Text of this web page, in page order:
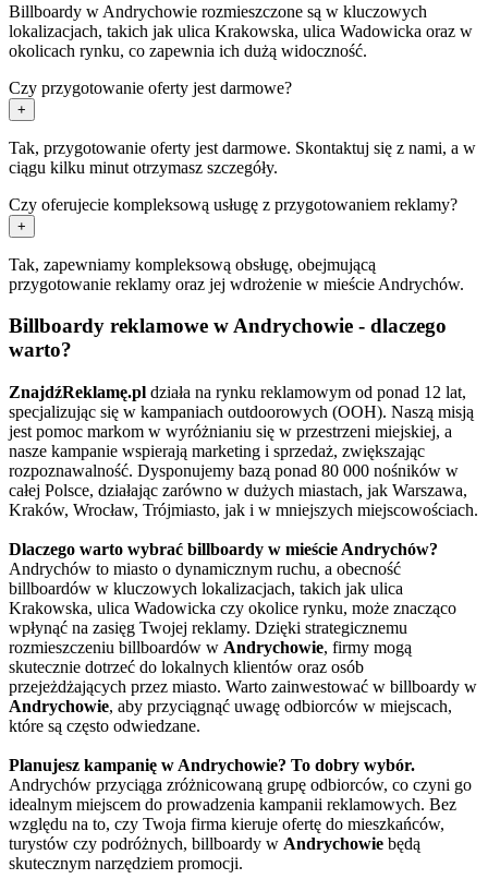
Billboardy w Andrychowie rozmieszczone są w kluczowych
lokalizacjach, takich jak ulica Krakowska, ulica Wadowicka oraz w
okolicach rynku, co zapewnia ich dużą widoczność.
Czy przygotowanie oferty jest darmowe?
+
Tak, przygotowanie oferty jest darmowe. Skontaktuj się z nami, a w
ciągu kilku minut otrzymasz szczegóły.
Czy oferujecie kompleksową usługę z przygotowaniem reklamy?
+
Tak, zapewniamy kompleksową obsługę, obejmującą
przygotowanie reklamy oraz jej wdrożenie w mieście Andrychów.
Billboardy reklamowe w Andrychowie - dlaczego
warto?
ZnajdźReklamę.pl działa na rynku reklamowym od ponad 12 lat,
specjalizując się w kampaniach outdoorowych (OOH). Naszą misją
jest pomoc markom w wyróżnianiu się w przestrzeni miejskiej, a
nasze kampanie wspierają marketing i sprzedaż, zwiększając
rozpoznawalność. Dysponujemy bazą ponad 80 000 nośników w
całej Polsce, działając zarówno w dużych miastach, jak Warszawa,
Kraków, Wrocław, Trójmiasto, jak i w mniejszych miejscowościach.
Dlaczego warto wybrać billboardy w mieście Andrychów?
Andrychów to miasto o dynamicznym ruchu, a obecność
billboardów w kluczowych lokalizacjach, takich jak ulica
Krakowska, ulica Wadowicka czy okolice rynku, może znacząco
wpłynąć na zasięg Twojej reklamy. Dzięki strategicznemu
rozmieszczeniu billboardów w Andrychowie, firmy mogą
skutecznie dotrzeć do lokalnych klientów oraz osób
przejeżdżających przez miasto. Warto zainwestować w billboardy w
Andrychowie, aby przyciągnąć uwagę odbiorców w miejscach,
które są często odwiedzane.
Planujesz kampanię w Andrychowie? To dobry wybór.
Andrychów przyciąga zróżnicowaną grupę odbiorców, co czyni go
idealnym miejscem do prowadzenia kampanii reklamowych. Bez
względu na to, czy Twoja firma kieruje ofertę do mieszkańców,
turystów czy podróżnych, billboardy w Andrychowie będą
skutecznym narzędziem promocji.